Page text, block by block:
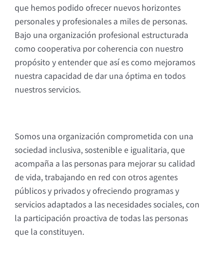
que hemos podido ofrecer nuevos horizontes
personales y profesionales a miles de personas.
Bajo una organización profesional estructurada
como cooperativa por coherencia con nuestro
propósito y entender que así es como mejoramos
nuestra capacidad de dar una óptima en todos
nuestros servicios.
Somos una organización comprometida con una
sociedad inclusiva, sostenible e igualitaria, que
acompaña a las personas para mejorar su calidad
de vida, trabajando en red con otros agentes
públicos y privados y ofreciendo programas y
servicios adaptados a las necesidades sociales, con
la participación proactiva de todas las personas
que la constituyen.